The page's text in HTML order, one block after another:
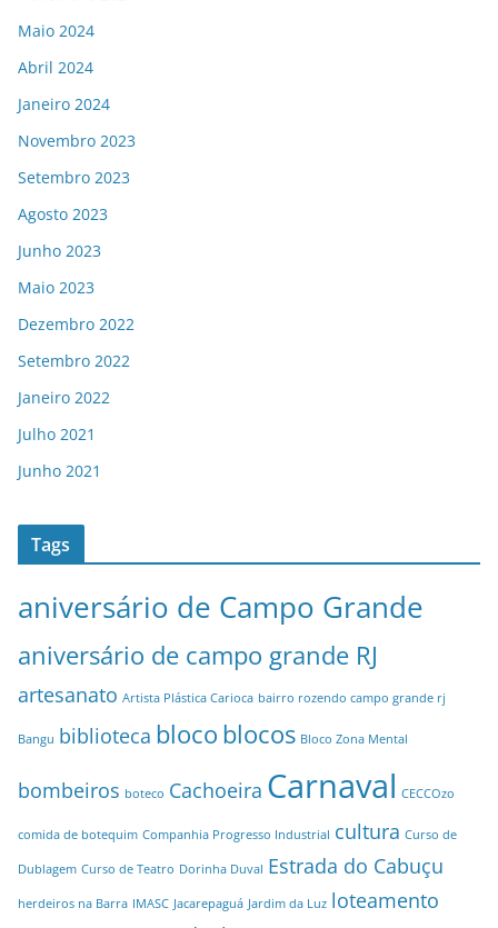
Maio 2024
Abril 2024
Janeiro 2024
Novembro 2023
Setembro 2023
Agosto 2023
Junho 2023
Maio 2023
Dezembro 2022
Setembro 2022
Janeiro 2022
Julho 2021
Junho 2021
Tags
aniversário de Campo Grande
aniversário de campo grande RJ
artesanato Artista Plástica Carioca bairro rozendo campo grande rj
Bangu biblioteca blocoblocos Bloco Zona Mental
bombeiros boteco Cachoeira Carnaval CECCOzo
comida de botequim Companhia Progresso Industrial cultura Curso de
Dublagem Curso de Teatro Dorinha Duval Estrada do Cabuçu
herdeiros na Barra IMASC Jacarepaguá Jardim da Luz loteamento